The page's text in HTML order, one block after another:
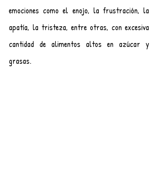
emociones como el enojo, la frustración, la
apatía, la tristeza, entre otras, con excesiva
cantidad de alimentos altos en azúcar y
grasas.